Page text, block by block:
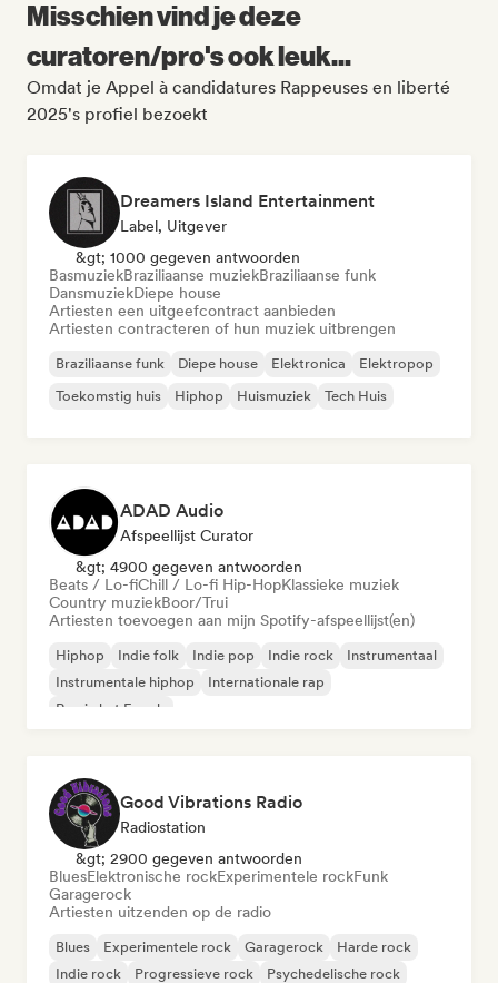
Misschien vind je deze
curatoren/pro's ook leuk...
Omdat je Appel à candidatures Rappeuses en liberté
2025's profiel bezoekt
Dreamers Island Entertainment
Label, Uitgever
&gt; 1000 gegeven antwoorden
BasmuziekBraziliaanse muziekBraziliaanse funk
DansmuziekDiepe house
Artiesten een uitgeefcontract aanbieden
Artiesten contracteren of hun muziek uitbrengen
Braziliaanse funk Diepe house Elektronica
Elektropop
Toekomstig huis
Hiphop Huismuziek Tech Huis
ADAD Audio
Afspeellijst Curator
&gt; 4900 gegeven antwoorden
Beats / Lo-fiChill / Lo-fi Hip-HopKlassieke muziek
Country muziekBoor/Trui
Artiesten toevoegen aan mijn Spotify-afspeellijst(en)
Hiphop Indie folk Indie pop Indie rock
Instrumentaal
Instrumentale hiphop
Internationale rap
Rap in het Engels
Good Vibrations Radio
Radiostation
&gt; 2900 gegeven antwoorden
BluesElektronische rockExperimentele rockFunk
Garagerock
Artiesten uitzenden op de radio
Blues Experimentele rock Garagerock
Harde rock
Indie rock
Progressieve rock
Psychedelische rock